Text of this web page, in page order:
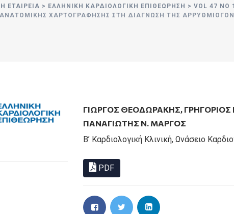
ΕΤΑΙΡΕΊΑ > ΕΛΛΗΝΙΚΗ ΚΑΡΔΙΟΛΟΓΙΚΗ ΕΠΙΘΕΩΡΗΣΗ > VOL 47
ΧΑΡΤΟΓΡΆΦΗΣΗΣ ΣΤΗ ΔΙΆΓΝΩΣΗ ΤΗΣ
ΓΙΩΡΓΟΣ ΘΕΟΔΩΡΑΚΗΣ, ΓΡΗΓΟΡΙΟΣ
ΠΑΝΑΓΙΩΤΗΣ N. ΜΑΡΓΟΣ
Β’ Καρδιολογική Κλινική, Ωνάσειο
PDF